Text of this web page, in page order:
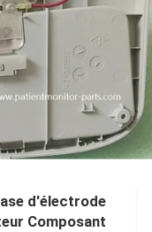
d'électrode
Composant